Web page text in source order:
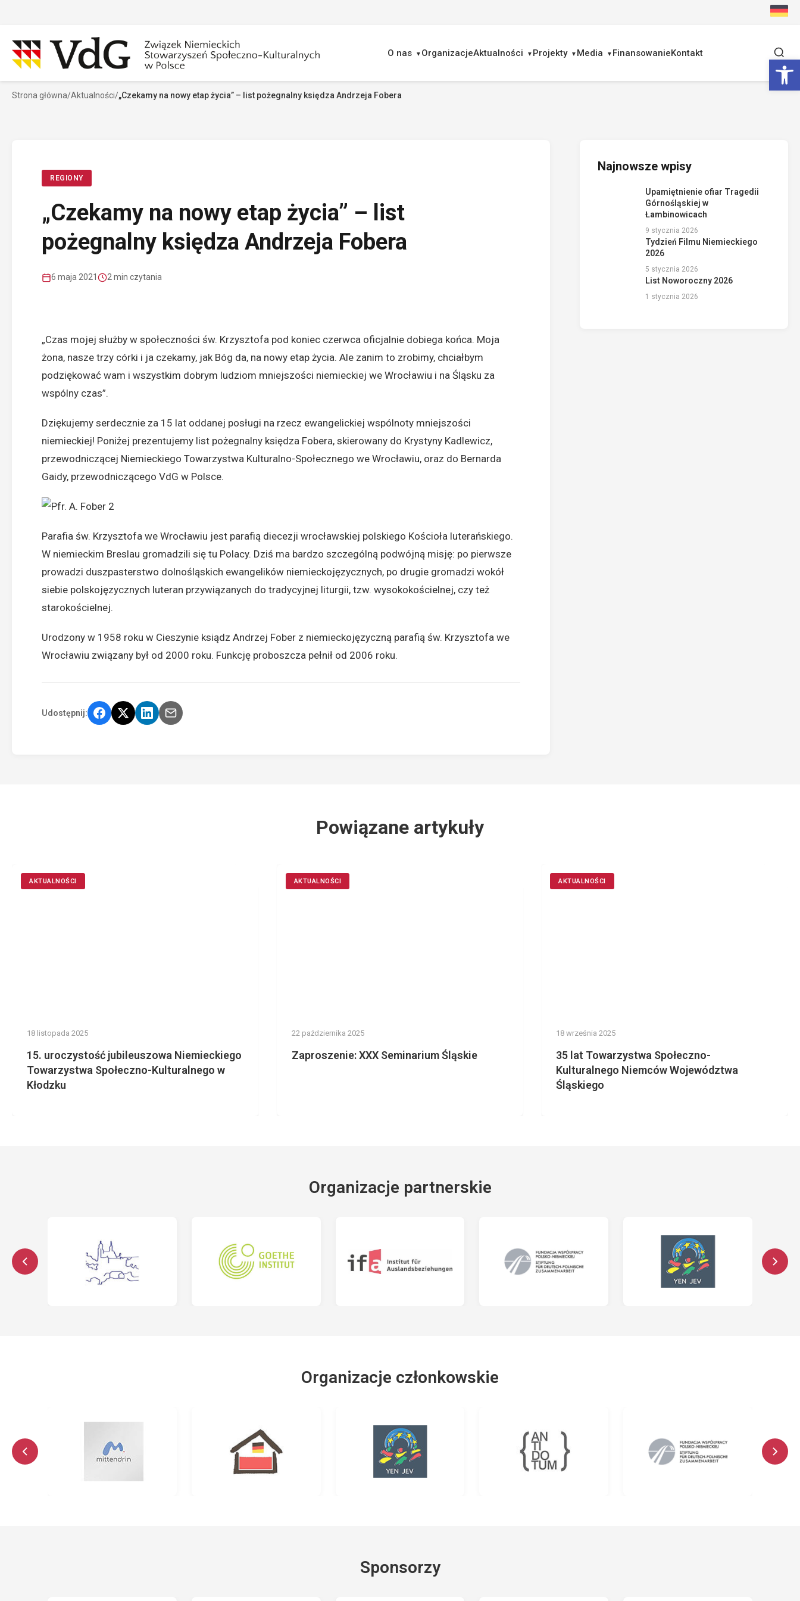
O nas OrganizacjeAktualności Projekty Media FinansowanieKontakt
Szukaj
Strona główna/Aktualności/„Czekamy na nowy etap życia” – list pożegnalny księdza Andrzeja Fobera
REGIONY
„Czekamy na nowy etap życia” – list
pożegnalny księdza Andrzeja Fobera
6 maja 2021 2 min czytania
„Czas mojej służby w społeczności św. Krzysztofa pod koniec czerwca oficjalnie dobiega końca. Moja
żona, nasze trzy córki i ja czekamy, jak Bóg da, na nowy etap życia. Ale zanim to zrobimy, chciałbym
podziękować wam i wszystkim dobrym ludziom mniejszości niemieckiej we Wrocławiu i na Śląsku za
wspólny czas”.
Dziękujemy serdecznie za 15 lat oddanej posługi na rzecz ewangelickiej wspólnoty mniejszości
niemieckiej! Poniżej prezentujemy list pożegnalny księdza Fobera, skierowany do Krystyny Kadlewicz,
przewodniczącej Niemieckiego Towarzystwa Kulturalno-Społecznego we Wrocławiu, oraz do Bernarda
Gaidy, przewodniczącego VdG w Polsce.
Parafia św. Krzysztofa we Wrocławiu jest parafią diecezji wrocławskiej polskiego Kościoła luterańskiego.
W niemieckim Breslau gromadzili się tu Polacy. Dziś ma bardzo szczególną podwójną misję: po pierwsze
prowadzi duszpasterstwo dolnośląskich ewangelików niemieckojęzycznych, po drugie gromadzi wokół
siebie polskojęzycznych luteran przywiązanych do tradycyjnej liturgii, tzw. wysokokościelnej, czy też
starokościelnej.
Urodzony w 1958 roku w Cieszynie ksiądz Andrzej Fober z niemieckojęzyczną parafią św. Krzysztofa we
Wrocławiu związany był od 2000 roku. Funkcję proboszcza pełnił od 2006 roku.
Udostępnij:
Najnowsze wpisy
Upamiętnienie ofiar Tragedii
Górnośląskiej w
Łambinowicach
9 stycznia 2026
Tydzień Filmu Niemieckiego
2026
5 stycznia 2026
List Noworoczny 2026
1 stycznia 2026
Powiązane artykuły
AKTUALNOŚCI
18 listopada 2025
15. uroczystość jubileuszowa Niemieckiego
Towarzystwa Społeczno-Kulturalnego w
Kłodzku
AKTUALNOŚCI
22 października 2025
Zaproszenie: XXX Seminarium Śląskie
AKTUALNOŚCI
18 września 2025
35 lat Towarzystwa Społeczno-
Kulturalnego Niemców Województwa
Śląskiego
Organizacje partnerskie
Organizacje członkowskie
Sponsorzy